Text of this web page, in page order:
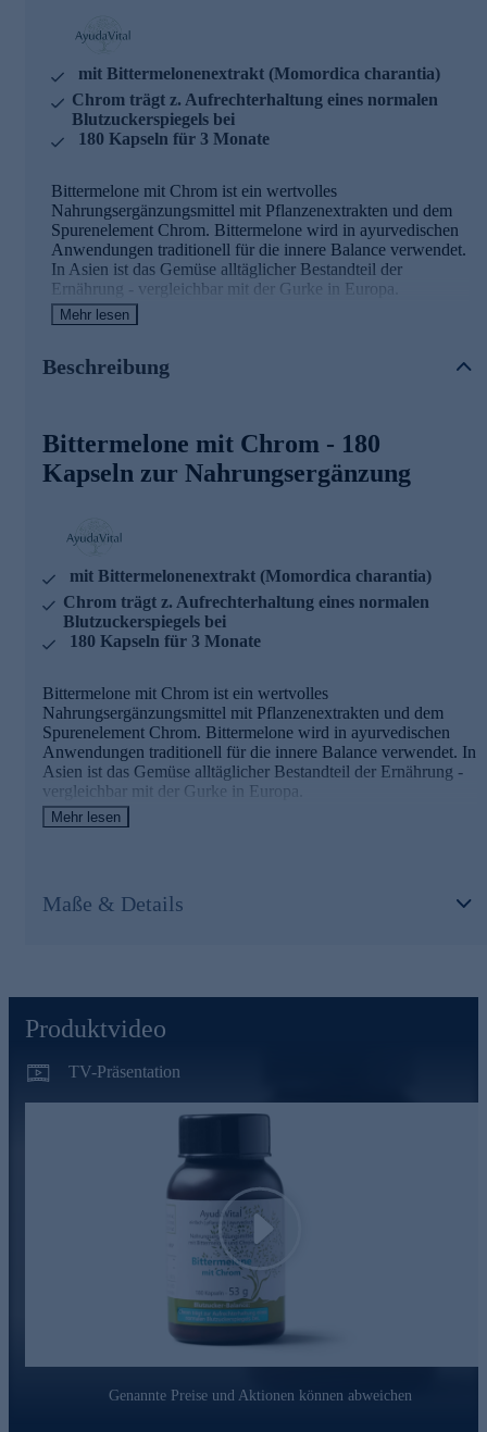
mit Bittermelonenextrakt (Momordica charantia)
Chrom trägt z. Aufrechterhaltung eines normalen
Blutzuckerspiegels bei
180 Kapseln für 3 Monate
Bittermelone mit Chrom ist ein wertvolles
Nahrungsergänzungsmittel mit Pflanzenextrakten und dem
Spurenelement Chrom. Bittermelone wird in ayurvedischen
Anwendungen traditionell für die innere Balance verwendet.
In Asien ist das Gemüse alltäglicher Bestandteil der
Ernährung - vergleichbar mit der Gurke in Europa.
Wirkstoffe
Chrom - 40 µg pro Tagesdosis (100 % NRV)
Chrom trägt zur Aufrechterhaltung eines normalen
Blutzuckerspiegels bei
Pflanzenlehre für den Alltag nutzbar. Dem Team von
AyudaVital ist es besonders wichtig, dass Sie genau wissen,
was Sie einnehmen. Deshalb folgt jedes Produkt dem
Prinzip der stringenten Einfachheit: Ein pflanzlicher
Bestellen Sie gleich hier ganz bequem im Onlineshop.
Mehr lesen
Beschreibung
Bittermelone mit Chrom - 180
Kapseln zur Nahrungsergänzung
mit Bittermelonenextrakt (Momordica charantia)
Chrom trägt z. Aufrechterhaltung eines normalen
Blutzuckerspiegels bei
180 Kapseln für 3 Monate
Bittermelone mit Chrom ist ein wertvolles
Nahrungsergänzungsmittel mit Pflanzenextrakten und dem
Spurenelement Chrom. Bittermelone wird in ayurvedischen
Anwendungen traditionell für die innere Balance verwendet. In
Asien ist das Gemüse alltäglicher Bestandteil der Ernährung -
vergleichbar mit der Gurke in Europa.
Bittermelonenextrakt (Momordica charantia) - 400 mg pro
AyudaVital - einfach, pflanzlich, ayurvedisch
AyudaVital macht die Erfahrungen der ayurvedischen
Pflanzenlehre für den Alltag nutzbar. Dem Team von
AyudaVital ist es besonders wichtig, dass Sie genau wissen,
ein ergänzender Mikronährstoff. Nicht mehr. Was keinen
Beitrag leistet, kommt nicht in die Kapsel.
Bestellen Sie gleich hier ganz bequem im Onlineshop.
Mehr lesen
Maße & Details
Produktvideo
TV-Präsentation
Play
Genannte Preise und Aktionen können abweichen